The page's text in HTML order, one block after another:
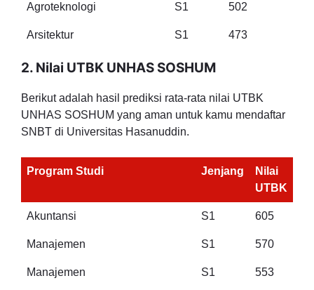
Agroteknologi S1 502
Arsitektur S1 473
2. Nilai UTBK UNHAS SOSHUM
Berikut adalah hasil prediksi rata-rata nilai UTBK
UNHAS SOSHUM yang aman untuk kamu mendaftar
SNBT di Universitas Hasanuddin.
Program Studi Jenjang
Nilai
UTBK
Akuntansi S1 605
Manajemen S1 570
Manajemen S1 553